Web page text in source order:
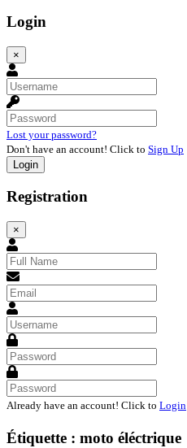
Login
×
Lost your password?
Don't have an account! Click to Sign Up
Registration
×
Already have an account! Click to Login
Étiquette : moto éléctrique